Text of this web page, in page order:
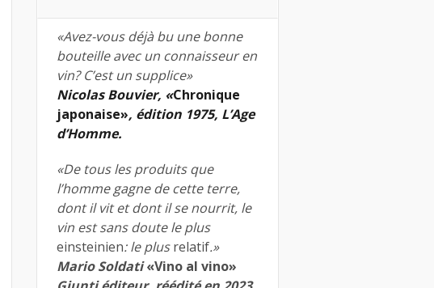
«Avez-vous déjà bu une bonne
bouteille avec un connaisseur en
vin? C’est un supplice»
Nicolas Bouvier, «Chronique
japonaise», édition 1975, L’Age
d’Homme.
«De tous les produits que
l’homme gagne de cette terre,
dont il vit et dont il se nourrit, le
vin est sans doute le plus
einsteinien: le plusrelatif.»
Mario Soldati«Vino al vino»